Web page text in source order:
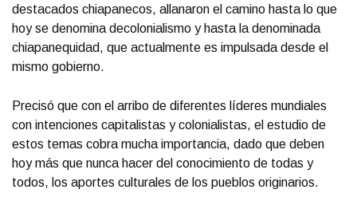
destacados chiapanecos, allanaron el camino hasta lo que
hoy se denomina decolonialismo y hasta la denominada
chiapanequidad, que actualmente es impulsada desde el
mismo gobierno.
Precisó que con el arribo de diferentes líderes mundiales
con intenciones capitalistas y colonialistas, el estudio de
estos temas cobra mucha importancia, dado que deben
hoy más que nunca hacer del conocimiento de todas y
todos, los aportes culturales de los pueblos originarios.